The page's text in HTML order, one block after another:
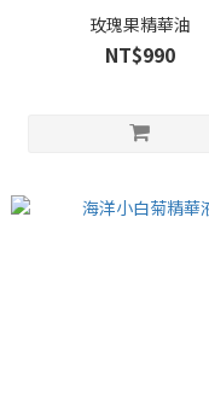
玫瑰果精華油
NT$990